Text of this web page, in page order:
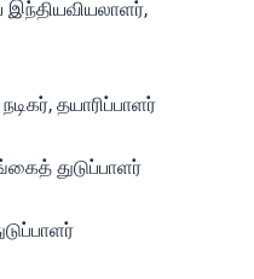
இந்தியவியலாளர்,
தயாரிப்பாளர்
துடுப்பாளர்